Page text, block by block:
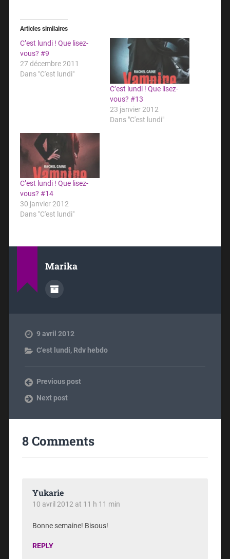
Articles similaires
C’est lundi ! Que lisez-
vous? #9
27 décembre 2011
Dans "C'est lundi"
C’est lundi ! Que lisez-
vous? #13
23 janvier 2012
Dans "C'est lundi"
C’est lundi ! Que lisez-
vous? #14
30 janvier 2012
Dans "C'est lundi"
Marika
9 avril 2012
C'est lundi, Rdv hebdo
Previous post
Next post
8 Comments
Yukarie
10 avril 2012 at 11 h 11 min
Bonne semaine! Bisous!
REPLY